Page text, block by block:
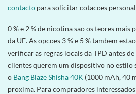
contacto para solicitar cotacoes
0 % e 2 % de nicotina sao os teores mais
da UE. As opcoes 3 % e 5 % tambem
verificar as regras locais da TPD antes
clientes querem um dispositivo no estilo
o Bang Blaze Shisha 40K (1000 mAh, 40
proxima. Para compradores